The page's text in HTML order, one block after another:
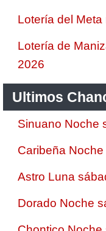
Lotería del
Lotería de
2026
Ultimos
Sinuano Noche
Caribeña
Astro Luna
Dorado Noche